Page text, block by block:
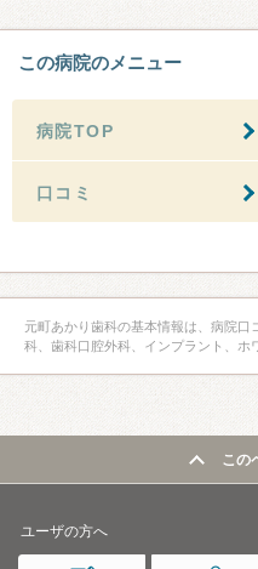
この病院のメニュー
病院TOP
口コミ
元町あかり歯科の基本情報は、病院
科、歯科口腔外科、インプラント、ホ
この
ユーザの方へ